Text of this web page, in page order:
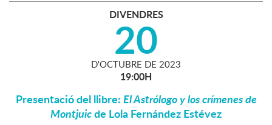
DIVENDRES
20
D'OCTUBRE DE 2023
19:00H
Presentació del llibre:El Astrólogo y los crímenes de
Montjuicde Lola Fernández Estévez